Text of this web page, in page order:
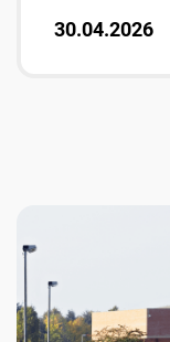
30.04.2026